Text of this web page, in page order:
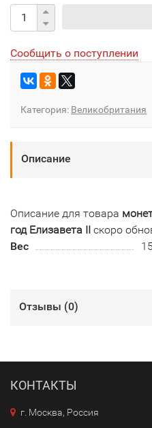
Сообщить о поступлении
Категория: Великобритания
Описание
Описание для товара
год Елизавета II скоро
Вес
Отзывы (0)
КОНТАКТЫ
г. Москва, Россия